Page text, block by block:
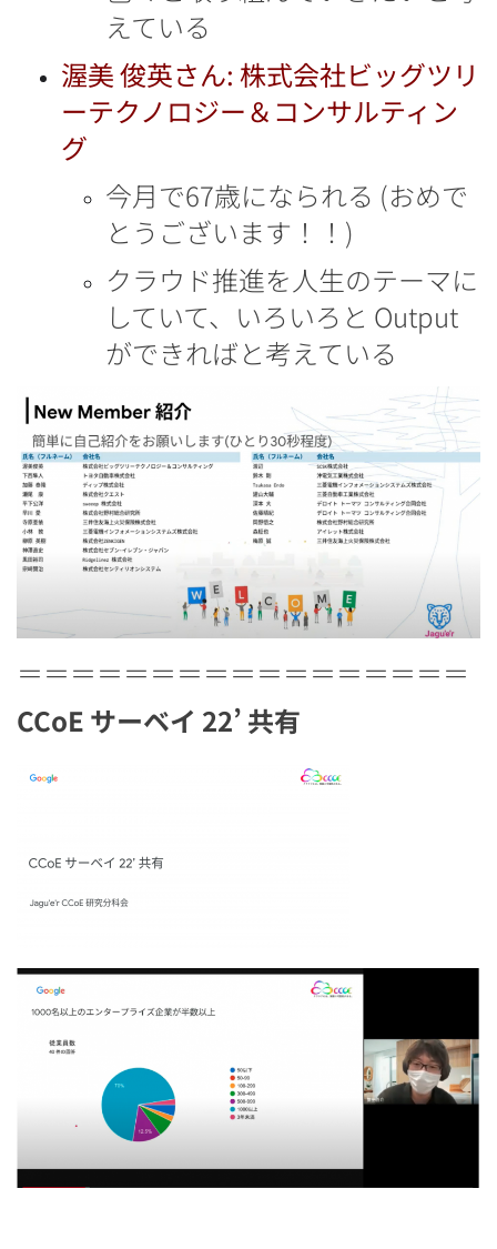
えている
渥美 俊英さん: 株式会社ビッグツリ
ーテクノロジー＆コンサルティン
グ
今月で67歳になられる (おめで
とうございます！！)
クラウド推進を人生のテーマに
していて、いろいろと Output
ができればと考えている
＝＝＝＝＝＝＝＝＝＝＝＝＝＝＝＝＝
CCoE サーベイ 22’ 共有